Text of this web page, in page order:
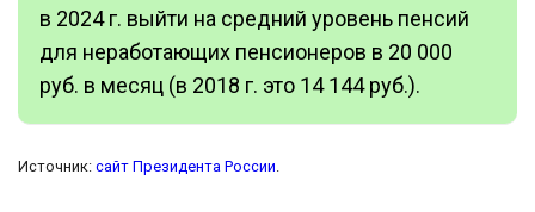
в 2024 г. выйти на средний уровень пенсий
для неработающих пенсионеров в 20 000
руб. в месяц (в 2018 г. это 14 144 руб.).
Источник: сайт Президента России.